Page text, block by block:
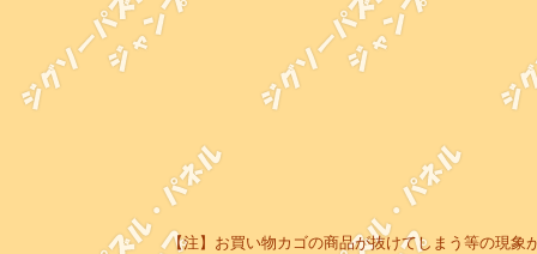
【注】お買い物カゴの商品が抜けてしまう等の現象